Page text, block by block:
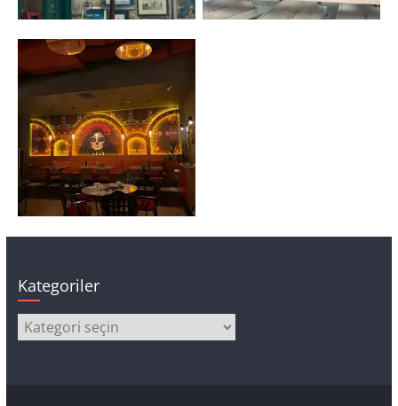
Kategoriler
Kategoriler